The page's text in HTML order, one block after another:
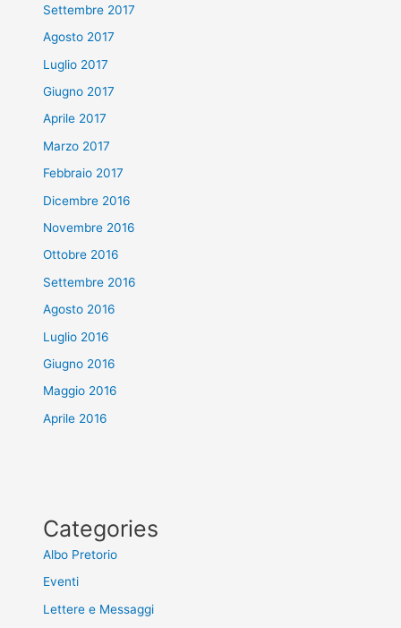
Settembre 2017
Agosto 2017
Luglio 2017
Giugno 2017
Aprile 2017
Marzo 2017
Febbraio 2017
Dicembre 2016
Novembre 2016
Ottobre 2016
Settembre 2016
Agosto 2016
Luglio 2016
Giugno 2016
Maggio 2016
Aprile 2016
Categories
Albo Pretorio
Eventi
Lettere e Messaggi